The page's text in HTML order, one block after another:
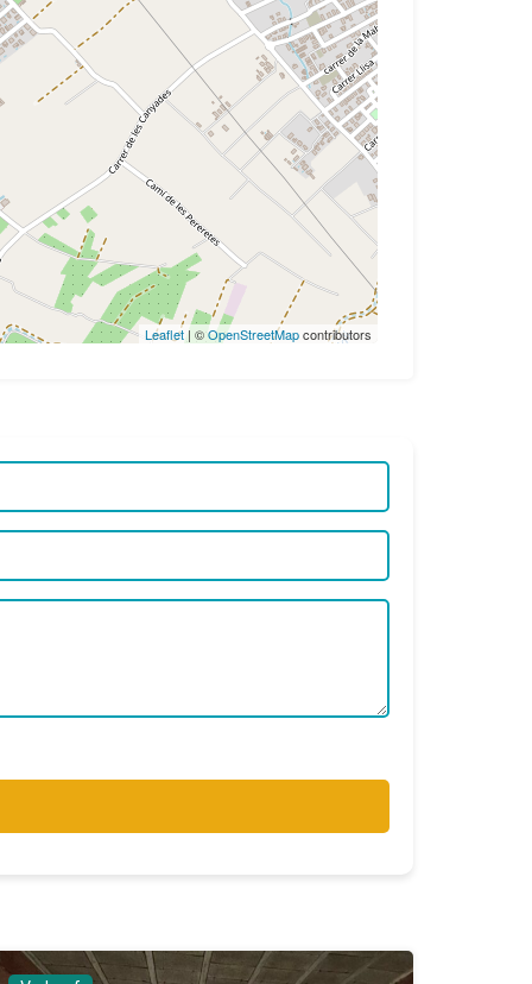
Leaflet | ©OpenStreetMapcontributors